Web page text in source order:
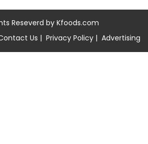
Reseverd byKfoods.com
Us | Privacy Policy | Advertising